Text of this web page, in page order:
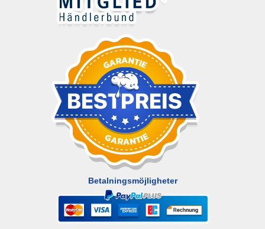
Betalningsmöjligheter